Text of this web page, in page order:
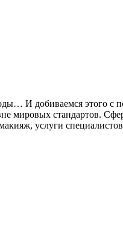
И добиваемся этого
мировых стандартов.
услуги специалистов